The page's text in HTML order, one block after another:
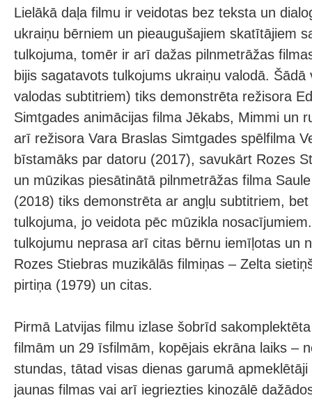
Lielākā daļa filmu ir veidotas bez teksta un
ukraiņu bērniem un pieaugušajiem skatītājiem
tulkojuma, tomēr ir arī dažas pilnmetrāžas
bijis sagatavots tulkojums ukraiņu valodā.
valodas subtitriem) tiks demonstrēta režisora
Simtgades animācijas filma Jēkabs, Mimmi un
arī režisora Vara Braslas Simtgades spēlfilma
bīstamāks par datoru (2017), savukārt Rozes
un mūzikas piesātinātā pilnmetrāžas filma
(2018) tiks demonstrēta ar angļu subtitriem,
tulkojuma, jo veidota pēc mūzikla
tulkojumu neprasa arī citas bērnu iemīļotas un
Rozes Stiebras muzikālās filmiņas – Zelta
pirtiņa (1979) un citas.
Pirmā Latvijas filmu izlase šobrīd
filmām un 29 īsfilmām, kopējais ekrāna laiks –
stundas, tātad visas dienas garumā
jaunas filmas vai arī iegriezties kinozālē